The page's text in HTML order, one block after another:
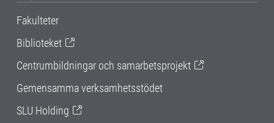
Fakulteter
Biblioteket
Centrumbildningar och samarbetsprojekt
Gemensamma verksamhetsstödet
SLU Holding